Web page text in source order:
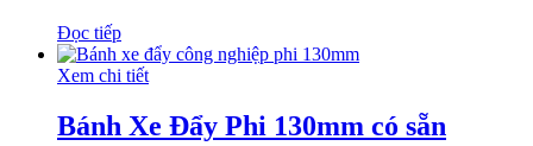
Đọc tiếp
Xem chi tiết
Bánh Xe Đẩy Phi 130mm có sẵn